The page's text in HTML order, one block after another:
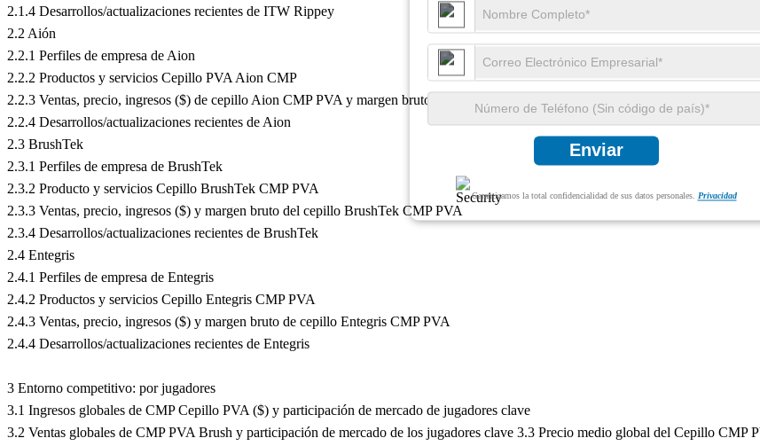
Enviar
Garantizamos la total confidencialidad de sus datos personales. Privacidad
2.1.4 Desarrollos/actualizaciones recientes de ITW Rippey
2.2 Aión
2.2.1 Perfiles de empresa de Aion
2.2.2 Productos y servicios Cepillo PVA Aion CMP
2.2.3 Ventas, precio, ingresos ($) de cepillo Aion CMP PVA y margen bruto
2.2.4 Desarrollos/actualizaciones recientes de Aion
2.3 BrushTek
2.3.1 Perfiles de empresa de BrushTek
2.3.2 Producto y servicios Cepillo BrushTek CMP PVA
2.3.3 Ventas, precio, ingresos ($) y margen bruto del cepillo BrushTek CMP PVA
2.3.4 Desarrollos/actualizaciones recientes de BrushTek
2.4 Entegris
2.4.1 Perfiles de empresa de Entegris
2.4.2 Productos y servicios Cepillo Entegris CMP PVA
2.4.3 Ventas, precio, ingresos ($) y margen bruto de cepillo Entegris CMP PVA
2.4.4 Desarrollos/actualizaciones recientes de Entegris
3 Entorno competitivo: por jugadores
3.1 Ingresos globales de CMP Cepillo PVA ($) y participación de mercado de jugadores clave
3.2 Ventas globales de CMP PVA Brush y participación de mercado de los jugadores clave 3.3 Precio medio global del Cepillo CMP